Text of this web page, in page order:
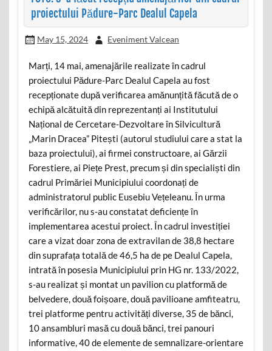
proiectului Pădure-Parc Dealul Capela
May 15, 2024 Eveniment Valcean
Marți, 14 mai, amenajările realizate în cadrul
proiectului Pădure-Parc Dealul Capela au fost
recepționate după verificarea amănunțită făcută de o
echipă alcătuită din reprezentanți ai Institutului
Național de Cercetare-Dezvoltare în Silvicultură
„Marin Dracea” Pitești (autorul studiului care a stat la
baza proiectului), ai firmei constructoare, ai Gărzii
Forestiere, ai Piețe Prest, precum și din specialiști din
cadrul Primăriei Municipiului coordonați de
administratorul public Eusebiu Vețeleanu. În urma
verificărilor, nu s-au constatat deficiențe în
implementarea acestui proiect. În cadrul investiției
care a vizat doar zona de extravilan de 38,8 hectare
din suprafața totală de 46,5 ha de pe Dealul Capela,
intrată în posesia Municipiului prin HG nr. 133/2022,
s-au realizat și montat un pavilion cu platformă de
belvedere, două foișoare, două pavilioane amfiteatru,
trei platforme pentru activități diverse, 35 de bănci,
10 ansambluri masă cu două bănci, trei panouri
informative, 40 de elemente de semnalizare-orientare